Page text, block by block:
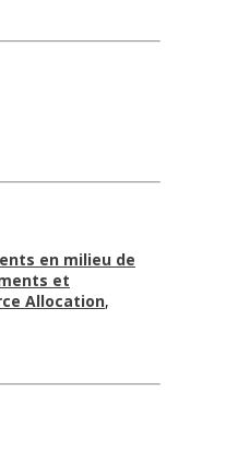
en milieu de
et
Allocation,